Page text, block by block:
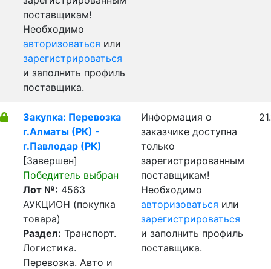
поставщикам!
Необходимо
авторизоваться или
зарегистрироваться
и заполнить профиль
поставщика.
Закупка: Перевозка
г.Алматы (РК) -
г.Павлодар (РК)
[Завершен]
Победитель выбран
Лот №: 4563
АУКЦИОН (покупка
товара)
Раздел: Транспорт.
Логистика.
Перевозка. Авто и
Информация о
заказчике доступна
только
зарегистрированным
поставщикам!
Необходимо
авторизоваться или
зарегистрироваться
и заполнить профиль
поставщика.